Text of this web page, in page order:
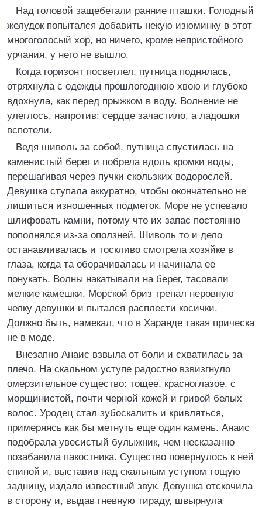
Над головой защебетали ранние пташки. Голодный
желудок попытался добавить некую изюминку в этот
многоголосый хор, но ничего, кроме непристойного
урчания, у него не вышло.
Когда горизонт посветлел, путница поднялась,
отряхнула с одежды прошлогоднюю хвою и глубоко
вдохнула, как перед прыжком в воду. Волнение не
улеглось, напротив: сердце зачастило, а ладошки
вспотели.
Ведя шиволь за собой, путница спустилась на
каменистый берег и побрела вдоль кромки воды,
перешагивая через пучки скользких водорослей.
Девушка ступала аккуратно, чтобы окончательно не
лишиться изношенных подметок. Море не успевало
шлифовать камни, потому что их запас постоянно
пополнялся из-за оползней. Шиволь то и дело
останавливалась и тоскливо смотрела хозяйке в
глаза, когда та оборачивалась и начинала ее
понукать. Волны накатывали на берег, тасовали
мелкие камешки. Морской бриз трепал неровную
челку девушки и пытался расплести косички.
Должно быть, намекал, что в Харанде такая прическа
не в моде.
Внезапно Анаис взвыла от боли и схватилась за
плечо. На скальном уступе радостно взвизгнуло
омерзительное существо: тощее, красноглазое, с
морщинистой, почти черной кожей и гривой белых
волос. Уродец стал зубоскалить и кривляться,
примеряясь как бы метнуть еще один камень. Анаис
подобрала увесистый булыжник, чем несказанно
позабавила пакостника. Существо повернулось к ней
спиной и, выставив над скальным уступом тощую
задницу, издало известный звук. Девушка отскочила
в сторону и, выдав гневную тираду, швырнула